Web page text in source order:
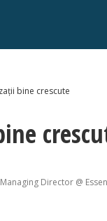
bine crescute
Director @